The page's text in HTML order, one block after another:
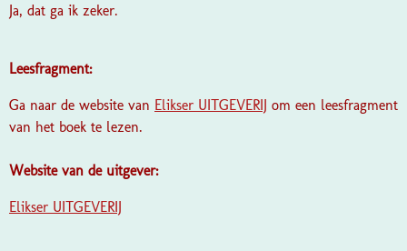
Ja, dat ga ik zeker.
Leesfragment:
Ga naar de website van Elikser UITGEVERIJ om een leesfragment
van het boek te lezen.
Website van de uitgever:
Elikser UITGEVERIJ